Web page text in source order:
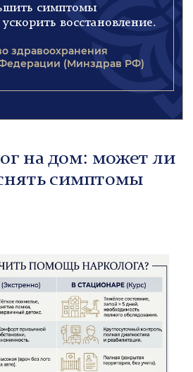
симптомы
восстановление.
здравоохранения
(Минздрав РФ)
на дом: может ли
симптомы